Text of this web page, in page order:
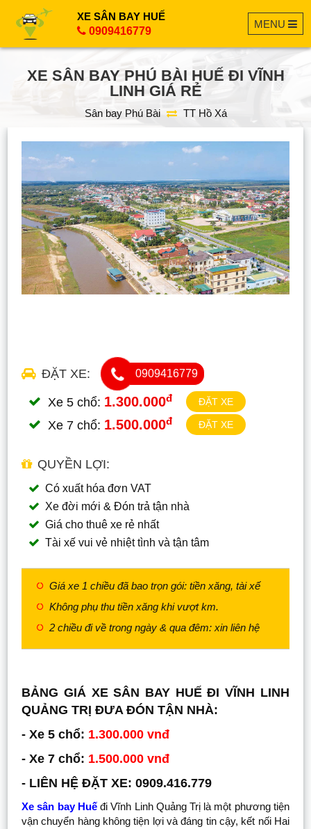
XE SÂN BAY HUẾ
0909416779
MENU
XE SÂN BAY PHÚ BÀI HUẾ ĐI VĨNH
LINH GIÁ RẺ
Sân bay Phú Bài TT Hồ Xá
ĐẶT XE: 0909416779
Xe 5 chổ: 1.300.000đ ĐẶT XE
Xe 7 chổ: 1.500.000đ ĐẶT XE
QUYỀN LỢI:
Có xuất hóa đơn VAT
Xe đời mới & Đón trả tận nhà
Giá cho thuê xe rẻ nhất
Tài xế vui vẻ nhiệt tình và tận tâm
Giá xe 1 chiều đã bao trọn gói: tiền xăng, tài xế
Không phụ thu tiền xăng khi vượt km.
2 chiều đi về trong ngày & qua đêm: xin liên hệ
BẢNG GIÁ XE SÂN BAY HUẾ ĐI VĨNH LINH
QUẢNG TRỊ ĐƯA ĐÓN TẬN NHÀ:
- Xe 5 chổ: 1.300.000 vnđ
- Xe 7 chổ: 1.500.000 vnđ
- LIÊN HỆ ĐẶT XE: 0909.416.779
Xe sân bay Huếđi Vĩnh Linh Quảng Trị là một phương tiện
vận chuyển hàng không tiện lợi và đáng tin cậy, kết nối Hai